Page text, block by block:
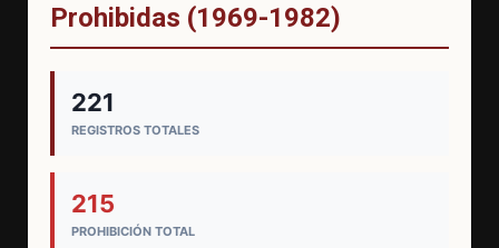
Prohibidas (1969-1982)
221
REGISTROS TOTALES
215
PROHIBICIÓN TOTAL